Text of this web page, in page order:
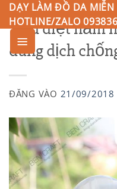
Bỏ
qua
nội
DẠY LÀM ĐỒ DA
HOTLINE/ZALO
Tiêu diệt nấm
dung dịch
ĐĂNG VÀO 21/09/2018